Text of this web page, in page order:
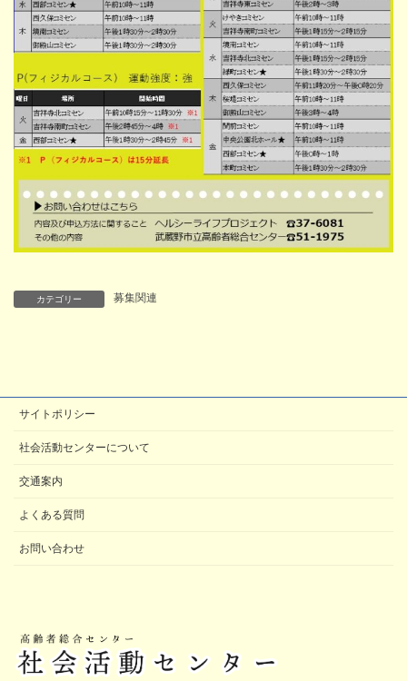
カテゴリー 募集関連
サイトポリシー
社会活動センターについて
交通案内
よくある質問
お問い合わせ